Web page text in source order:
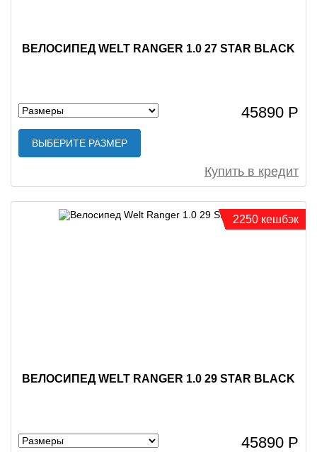
ВЕЛОСИПЕД WELT RANGER 1.0 27 STAR BLACK
45890 Р
ВЫБЕРИТЕ РАЗМЕР
Купить в кредит
ВЕЛОСИПЕД WELT RANGER 1.0 29 STAR BLACK
45890 Р
2250 кешбэк